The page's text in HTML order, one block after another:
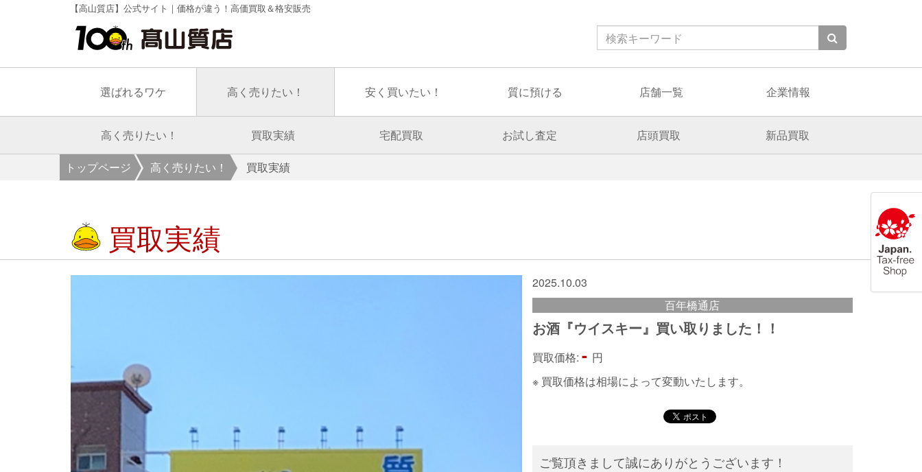
【高山質店】公式サイト｜価格が違う！高価買取＆格安販売
選ばれるワケ 高く売りたい！ 安く買いたい！ 質に預ける 店舗一覧 企業情報
高く売りたい！ 買取実績 宅配買取 お試し査定 店頭買取 新品買取
トップページ 高く売りたい！ 買取実績
買取実績
2025.10.03
百年橋通店
お酒『ウイスキー』買い取りました！！
買取価格:- 円
※ 買取価格は相場によって変動いたします。
ご覧頂きまして誠にありがとうございます！